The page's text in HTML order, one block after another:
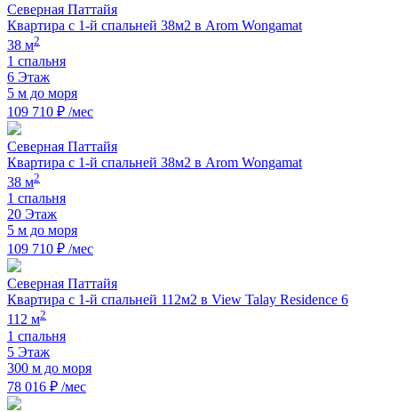
Северная Паттайя
Квартира с 1-й спальней 38м2 в Arom Wongamat
38 м2
1 спальня
6 Этаж
5 м до моря
109 710 ₽ /мес
Северная Паттайя
Квартира с 1-й спальней 38м2 в Arom Wongamat
38 м2
1 спальня
20 Этаж
5 м до моря
109 710 ₽ /мес
Северная Паттайя
Квартира с 1-й спальней 112м2 в View Talay Residence 6
112 м2
1 спальня
5 Этаж
300 м до моря
78 016 ₽ /мес